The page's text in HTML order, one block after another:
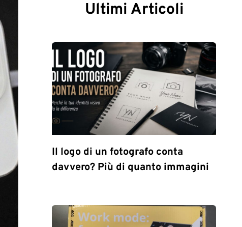
Ultimi Articoli
Il logo di un fotografo conta
davvero? Più di quanto immagini